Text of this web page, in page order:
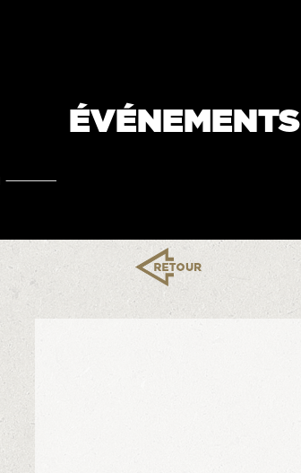
ÉVÉNEMENTS